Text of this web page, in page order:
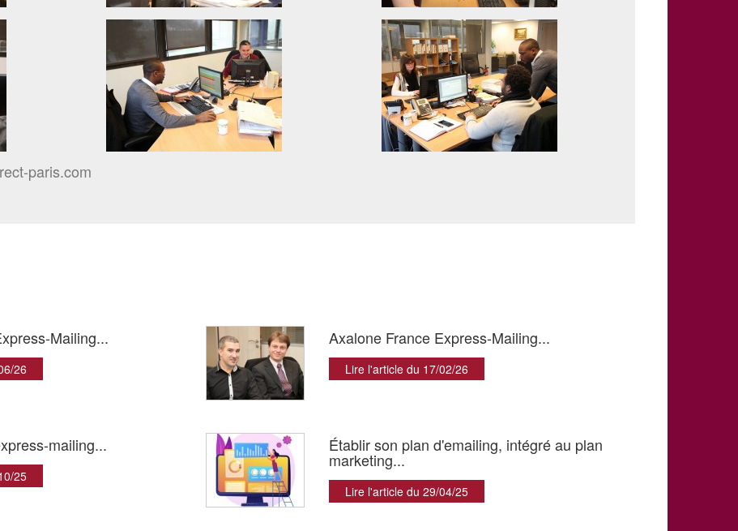
paris.com
Mailing...
26
Axalone France Express-Mailing...
Lire l'article du 17/02/26
mailing...
25
Établir son plan d'emailing, intégré au plan
marketing...
Lire l'article du 29/04/25